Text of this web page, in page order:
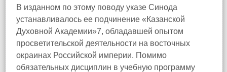
В изданном по этому поводу указе Синода
устанавливалось ее подчинение «Казанской
Духовной Академии»7, обладавшей опытом
просветительской деятельности на восточных
окраинах Российской империи. Помимо
обязательных дисциплин в учебную программу